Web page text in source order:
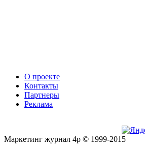
О проекте
Контакты
Партнеры
Реклама
Маркетинг журнал 4p © 1999-2015